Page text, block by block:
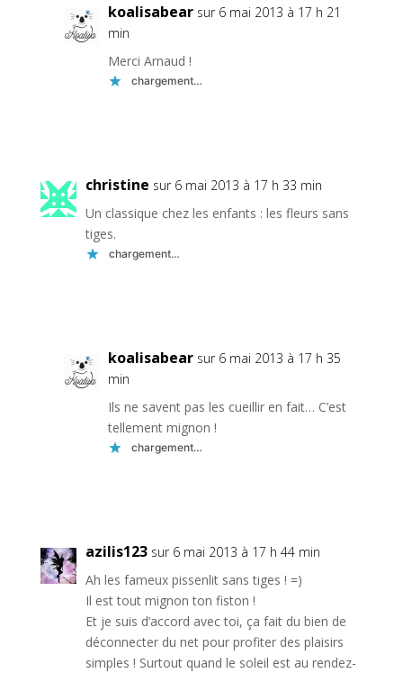
koalisabear sur 6 mai 2013 à 17 h 21
min
Merci Arnaud !
chargement…
christine sur 6 mai 2013 à 17 h 33 min
Un classique chez les enfants : les fleurs sans
tiges.
chargement…
koalisabear sur 6 mai 2013 à 17 h 35
min
Ils ne savent pas les cueillir en fait… C’est
tellement mignon !
chargement…
azilis123 sur 6 mai 2013 à 17 h 44 min
Ah les fameux pissenlit sans tiges ! =)
Il est tout mignon ton fiston !
Et je suis d’accord avec toi, ça fait du bien de
déconnecter du net pour profiter des plaisirs
simples ! Surtout quand le soleil est au rendez-